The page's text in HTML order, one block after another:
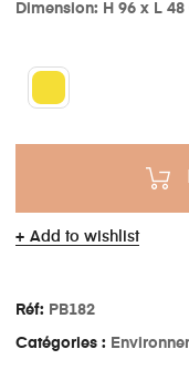
Dimension: H 96 x L 48
Add to wishlist
Réf: PB182
Catégories :